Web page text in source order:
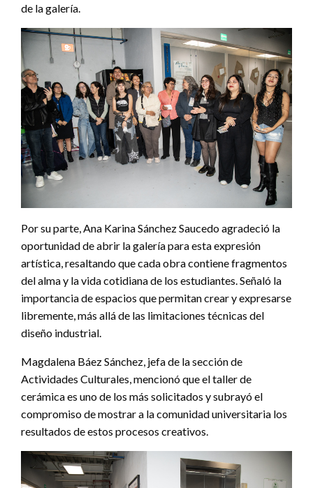
de la galería.
Por su parte, Ana Karina Sánchez Saucedo agradeció la
oportunidad de abrir la galería para esta expresión
artística, resaltando que cada obra contiene fragmentos
del alma y la vida cotidiana de los estudiantes. Señaló la
importancia de espacios que permitan crear y expresarse
libremente, más allá de las limitaciones técnicas del
diseño industrial.
Magdalena Báez Sánchez, jefa de la sección de
Actividades Culturales, mencionó que el taller de
cerámica es uno de los más solicitados y subrayó el
compromiso de mostrar a la comunidad universitaria los
resultados de estos procesos creativos.